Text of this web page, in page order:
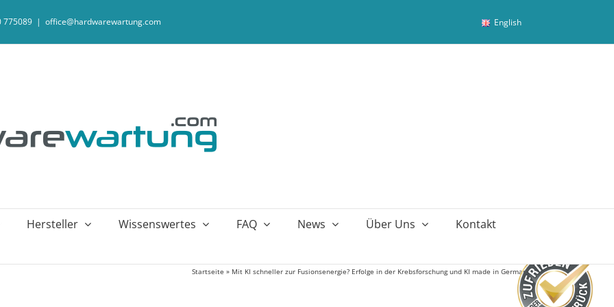
775089 | office@hardwarewartung.com English
Hersteller Wissenswertes FAQ News Über Uns Kontakt
Startseite » Mit KI schneller zur Fusionsenergie? Erfolge in der Krebsforschung und KI made in Germany